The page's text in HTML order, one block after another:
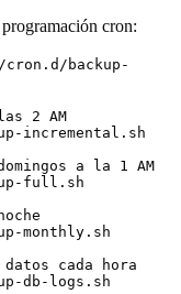
cron:
backup-
2 AM
incremental.sh
a la 1 AM
full.sh
monthly.sh
cada hora